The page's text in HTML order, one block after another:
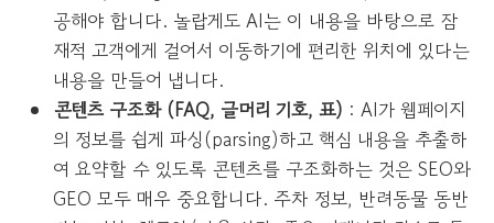
공해야 합니다. 놀랍게도 AI는 이 내용을 바탕으로 잠
재적 고객에게 걸어서 이동하기에 편리한 위치에 있다는
내용을 만들어 냅니다.
콘텐츠 구조화 (FAQ, 글머리 기호, 표) : AI가 웹페이지
의 정보를 쉽게 파싱(parsing)하고 핵심 내용을 추출하
여 요약할 수 있도록 콘텐츠를 구조화하는 것은 SEO와
GEO 모두 매우 중요합니다. 주차 정보, 반려동물 동반